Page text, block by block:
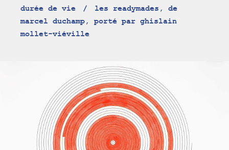
durée de vie
les readymades, de
marcel duchamp, porté par ghislain
mollet-viéville